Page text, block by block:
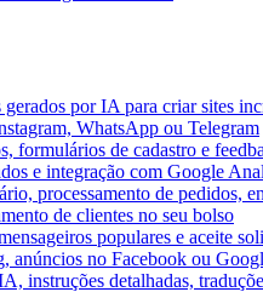
por IA para criar sites
WhatsApp ou Telegram
formulários de cadastro e
e integração com Google
processamento de pedidos,
de clientes no seu bolso
populares e aceite
anúncios no Facebook ou
instruções detalhadas,